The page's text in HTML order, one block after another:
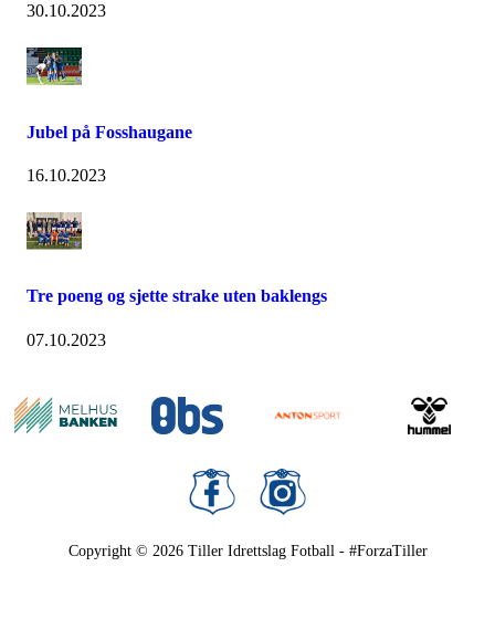
30.10.2023
Jubel på Fosshaugane
16.10.2023
Tre poeng og sjette strake uten baklengs
07.10.2023
Copyright © 2026 Tiller Idrettslag Fotball - #ForzaTiller